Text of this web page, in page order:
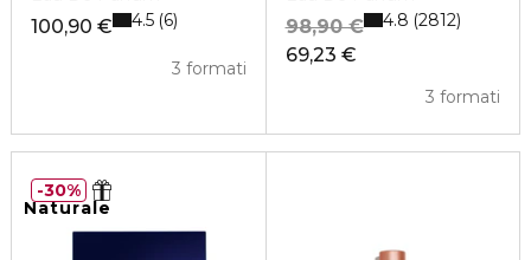
100,90 €
3 formati
4.5 6
69,23 €
98,90 €
3 formati
4.8 2812
Naturale
30%